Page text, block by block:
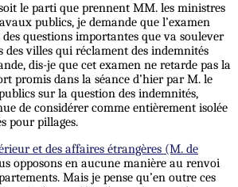
le parti que prennent MM. les ministres
publics, je demande que l’examen
questions importantes que va soulever
des villes qui réclament des indemnités
dis-je que cet examen ne retarde pas la
promis dans la séance d’hier par M. le
sur la question des indemnités,
de considérer comme entièrement isolée
pour pillages.
et des affaires étrangères (M. de
opposons en aucune manière au renvoi
Mais je pense qu’en outre ces